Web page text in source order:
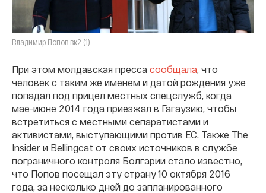
Владимир Попов вк2 (1)
При этом молдавская пресса сообщала , что
человек с таким же именем и датой рождения уже
попадал под прицел местных спецслужб, когда
мае-июне 2014 года приезжал в Гагаузию, чтобы
встретиться с местными сепаратистами и
активистами, выступающими против ЕС. Также The
Insider и Bellingcat от своих источников в службе
пограничного контроля Болгарии стало известно,
что Попов посещал эту страну 10 октября 2016
года, за несколько дней до запланированного